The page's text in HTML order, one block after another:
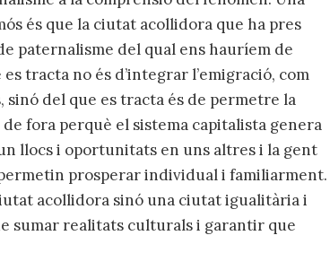
és que la ciutat acollidora que ha pres
paternalisme del qual ens hauríem de
tracta no és d’integrar l’emigració, com
sinó del que es tracta és de permetre la
fora perquè el sistema capitalista genera
llocs i oportunitats en uns altres i la gent
prosperar individual i familiarment.
acollidora sinó una ciutat igualitària i
sumar realitats culturals i garantir que